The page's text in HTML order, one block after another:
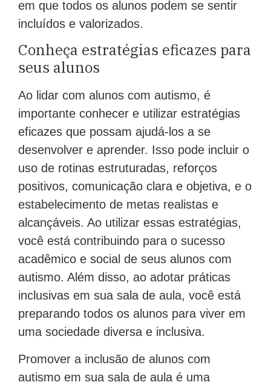
incluídos e valorizados.
Conheça estratégias eficazes para
seus alunos
Ao lidar com alunos com autismo, é
importante conhecer e utilizar estratégias
eficazes que possam ajudá-los a se
desenvolver e aprender. Isso pode incluir o
uso de rotinas estruturadas, reforços
positivos, comunicação clara e objetiva, e o
estabelecimento de metas realistas e
alcançáveis. Ao utilizar essas estratégias,
você está contribuindo para o sucesso
acadêmico e social de seus alunos com
autismo. Além disso, ao adotar práticas
inclusivas em sua sala de aula, você está
preparando todos os alunos para viver em
uma sociedade diversa e inclusiva.
Promover a inclusão de alunos com
autismo em sua sala de aula é uma